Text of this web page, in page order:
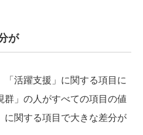
が
活躍支援」に関する項目に
」の人がすべての項目の値
に関する項目で大きな差分が